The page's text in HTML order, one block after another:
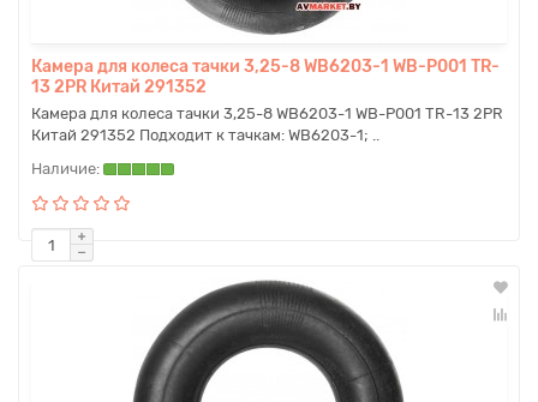
Камера для колеса тачки 3,25-8 WB6203-1 WB-P001 TR-
13 2PR Китай 291352
Камера для колеса тачки 3,25-8 WB6203-1 WB-P001 TR-13 2PR
Китай 291352 Подходит к тачкам: WB6203-1; ..